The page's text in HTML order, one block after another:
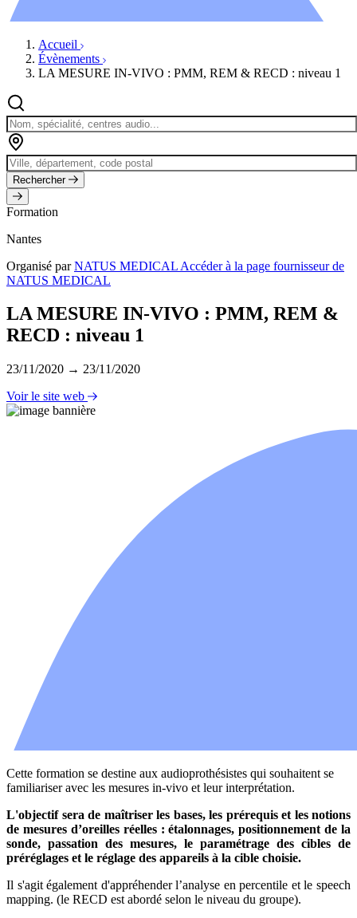
Accueil
Évènements
LA MESURE IN-VIVO : PMM, REM & RECD : niveau 1
Rechercher
Formation
Nantes
Organisé parNATUS MEDICAL Accéder à la page fournisseur de
NATUS MEDICAL
LA MESURE IN-VIVO : PMM, REM &
RECD : niveau 1
23/11/2020 → 23/11/2020
Voir le site web
Cette formation se destine aux audioprothésistes qui souhaitent se
familiariser avec les mesures in-vivo et leur interprétation.
L'objectif sera de maîtriser les bases, les prérequis et les notions
de mesures d’oreilles réelles : étalonnages, positionnement de la
sonde, passation des mesures, le paramétrage des cibles de
préréglages et le réglage des appareils à la cible choisie.
Il s'agit également d'appréhender l’analyse en percentile et le speech
mapping. (le RECD est abordé selon le niveau du groupe).